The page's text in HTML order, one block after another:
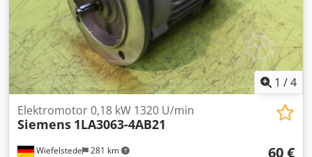
1 /4
Wiefelstede 281 km
Elektromotor 0,18 kW 1320 U/min
Siemens 1LA3063-4AB21
60 €